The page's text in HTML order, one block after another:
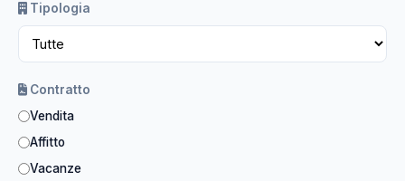
Tipologia
Contratto
Vendita
Affitto
Vacanze